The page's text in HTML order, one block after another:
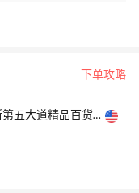
下单攻略
Saks Fifth Avenue（萨克斯第五大道精品百货店美国站）